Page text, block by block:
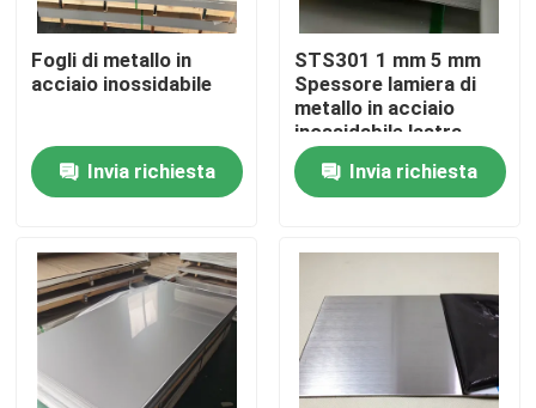
Casa
Video
Circa noi
Fogli di metallo in
acciaio inossidabile
Invia richiesta
STS301 1 mm 5 mm
Spessore lamiera di
metallo in acciaio
inossidabile lastra
specchio Finitura
laminatura a freddo
lucidatura resistenza
Invia richiesta